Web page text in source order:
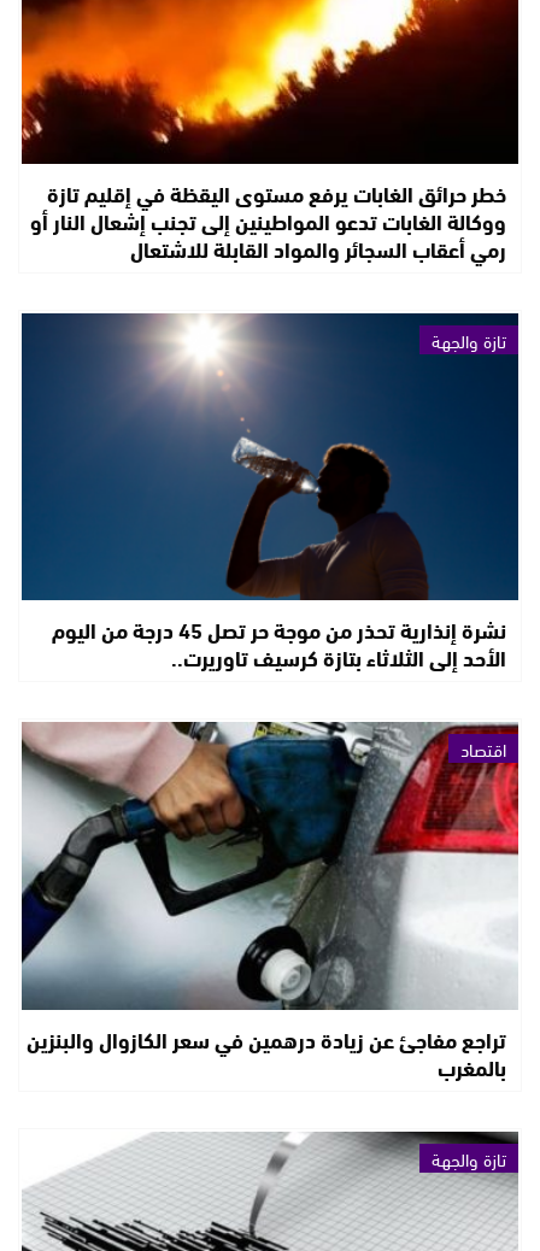
خطر حرائق الغابات يرفع مستوى اليقظة في إقليم تازة
ووكالة الغابات تدعو المواطينين إلى تجنب إشعال النار أو
رمي أعقاب السجائر والمواد القابلة للاشتعال
تازة والجهة
نشرة إنذارية تحذر من موجة حر تصل 45 درجة من اليوم
الأحد إلى الثلاثاء بتازة كرسيف تاوريرت..
اقتصاد
تراجع مفاجئ عن زيادة درهمين في سعر الكازوال والبنزين
بالمغرب
تازة والجهة